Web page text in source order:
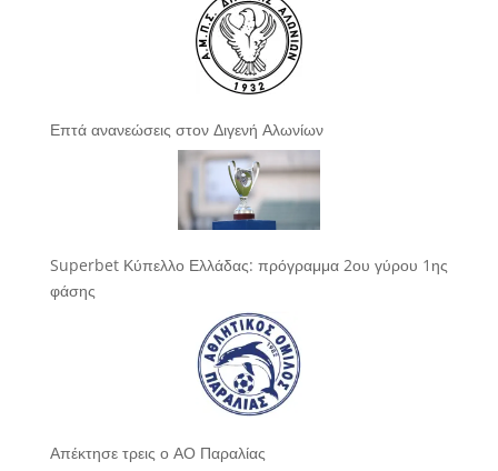
Επτά ανανεώσεις στον Διγενή Αλωνίων
Superbet Κύπελλο Ελλάδας: πρόγραμμα 2ου γύρου 1ης
φάσης
Απέκτησε τρεις ο ΑΟ Παραλίας